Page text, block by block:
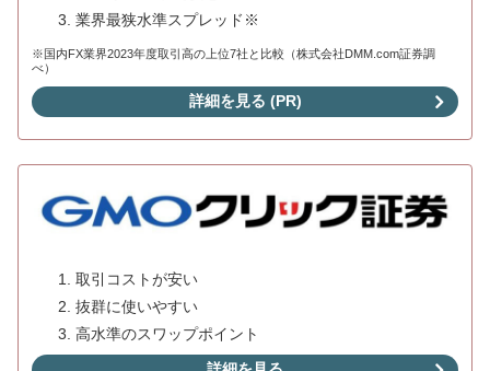
業界最狭水準スプレッド※
※国内FX業界2023年度取引高の上位7社と比較（株式会社DMM.com証券調
べ）
詳細を見る (PR)
取引コストが安い
抜群に使いやすい
高水準のスワップポイント